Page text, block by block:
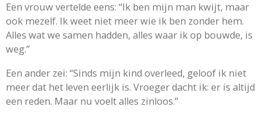
Een vrouw vertelde eens: “Ik ben mijn man kwijt, maar
ook mezelf. Ik weet niet meer wie ik ben zonder hem.
Alles wat we samen hadden, alles waar ik op bouwde, is
weg.”
Een ander zei: “Sinds mijn kind overleed, geloof ik niet
meer dat het leven eerlijk is. Vroeger dacht ik: er is altijd
een reden. Maar nu voelt alles zinloos.”